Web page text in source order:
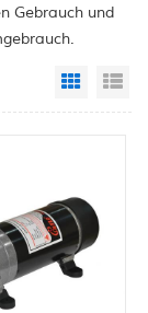
Gebrauch und
Grid